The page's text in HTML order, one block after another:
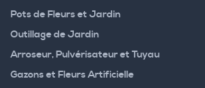
Pots de Fleurs et Jardin
Outillage de Jardin
Arroseur, Pulvérisateur et Tuyau
Gazons et Fleurs Artificielle